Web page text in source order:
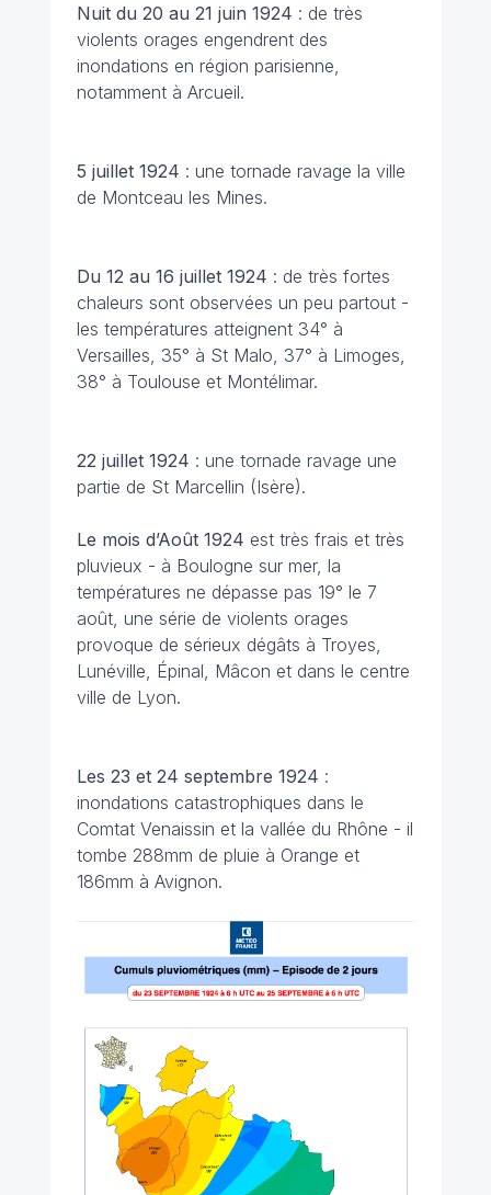
Nuit du 20 au 21 juin 1924 : de très
violents orages engendrent des
inondations en région parisienne,
notamment à Arcueil.
5 juillet 1924 : une tornade ravage la ville
de Montceau les Mines.
Du 12 au 16 juillet 1924 : de très fortes
chaleurs sont observées un peu partout -
les températures atteignent 34° à
Versailles, 35° à St Malo, 37° à Limoges,
38° à Toulouse et Montélimar.
22 juillet 1924 : une tornade ravage une
partie de St Marcellin (Isère).
Le mois d’Août 1924 est très frais et très
pluvieux - à Boulogne sur mer, la
températures ne dépasse pas 19° le 7
août, une série de violents orages
provoque de sérieux dégâts à Troyes,
Lunéville, Épinal, Mâcon et dans le centre
ville de Lyon.
Les 23 et 24 septembre 1924 :
inondations catastrophiques dans le
Comtat Venaissin et la vallée du Rhône - il
tombe 288mm de pluie à Orange et
186mm à Avignon.